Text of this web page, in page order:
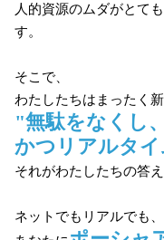
人的資源のムダがとて
す。
そこで、
わたしたちはまったく
"無駄をなくし
かつリアルタ
それがわたしたちの答え
ネットでもリアルでも、